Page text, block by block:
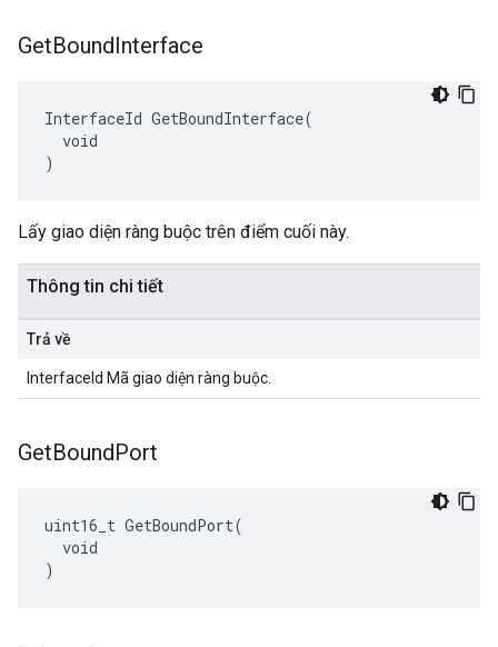
GetBoundInterface
InterfaceId GetBoundInterface(
  void
)
Lấy giao diện ràng buộc trên điểm cuối này.
Thông tin chi tiết
Trả về
InterfaceId Mã giao diện ràng buộc.
GetBoundPort
uint16_t GetBoundPort(
  void
)